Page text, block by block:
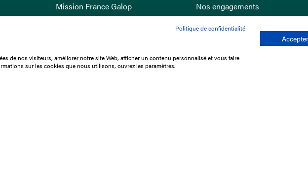
Mission France Galop
Gouvernance
Comprendre les courses
Docuthèque
Nos engagements
Lutte anti-dopage
Bien être equin
Index Egalité Femmes-Hommes
Jeu responsable
Politique de confidentialité
de nos visiteurs, améliorer notre site Web, afficher un contenu personnalisé et vous faire
sur les cookies que nous utilisons, ouvrez les paramètres.